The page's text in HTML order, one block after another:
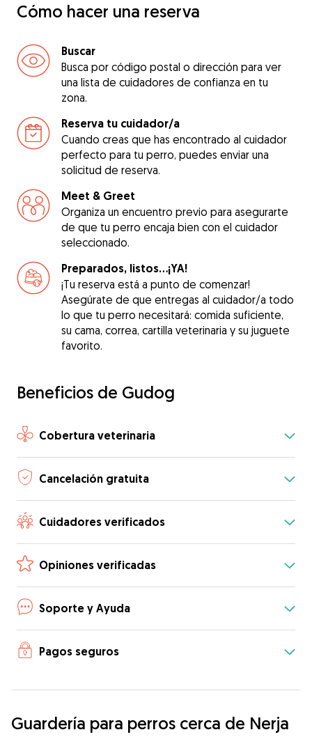
Cómo hacer una reserva
Buscar
Busca por código postal o dirección para ver
una lista de cuidadores de confianza en tu
zona.
Reserva tu cuidador/a
Cuando creas que has encontrado al cuidador
perfecto para tu perro, puedes enviar una
solicitud de reserva.
Meet & Greet
Organiza un encuentro previo para asegurarte
de que tu perro encaja bien con el cuidador
seleccionado.
Preparados, listos...¡YA!
¡Tu reserva está a punto de comenzar!
Asegúrate de que entregas al cuidador/a todo
lo que tu perro necesitará: comida suficiente,
su cama, correa, cartilla veterinaria y su juguete
favorito.
Beneficios de Gudog
Cobertura veterinaria
Cancelación gratuita
Cuidadores verificados
Opiniones verificadas
Soporte y Ayuda
Pagos seguros
Guardería para perros cerca de Nerja